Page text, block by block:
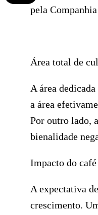
pela
Área total de
A área
a área
Por outro lado,
bienalidade
Impacto do
A expectativa
crescimento.